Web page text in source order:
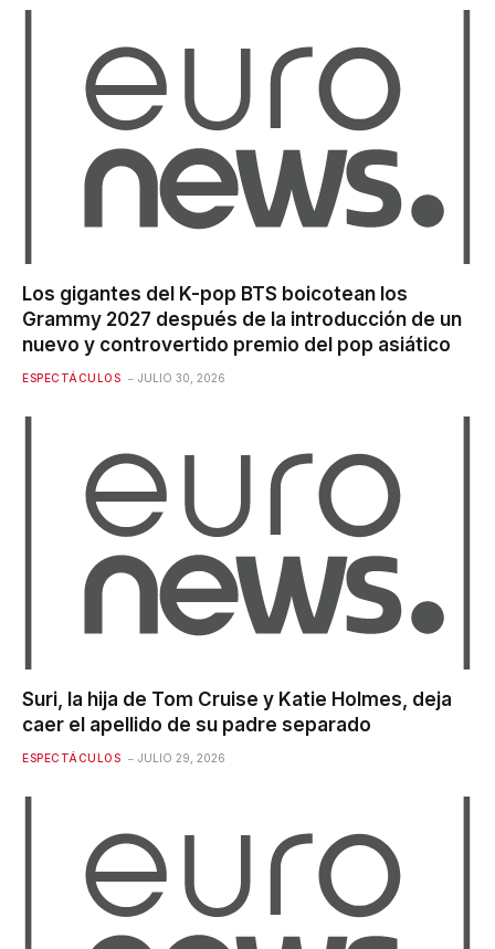
Los gigantes del K-pop BTS boicotean los
Grammy 2027 después de la introducción de un
nuevo y controvertido premio del pop asiático
ESPECTÁCULOS JULIO 30, 2026
Suri, la hija de Tom Cruise y Katie Holmes, deja
caer el apellido de su padre separado
ESPECTÁCULOS JULIO 29, 2026